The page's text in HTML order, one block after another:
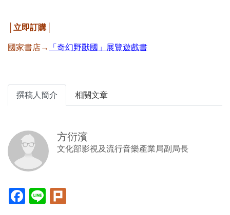
│立即訂購│
國家書店→ 「奇幻野獸國」展覽遊戲書
撰稿人簡介 相關文章
方衍濱
文化部影視及流行音樂產業局副局長
Facebook(另
開
Line(另
開